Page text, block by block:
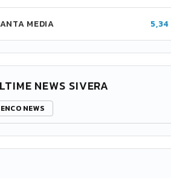
MEDIA 5,34
NEWS SIVERA
NEWS